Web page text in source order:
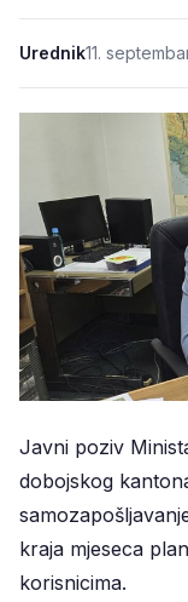
Urednik11.
Javni poziv
dobojskog
kraja mjeseca
korisnicima.